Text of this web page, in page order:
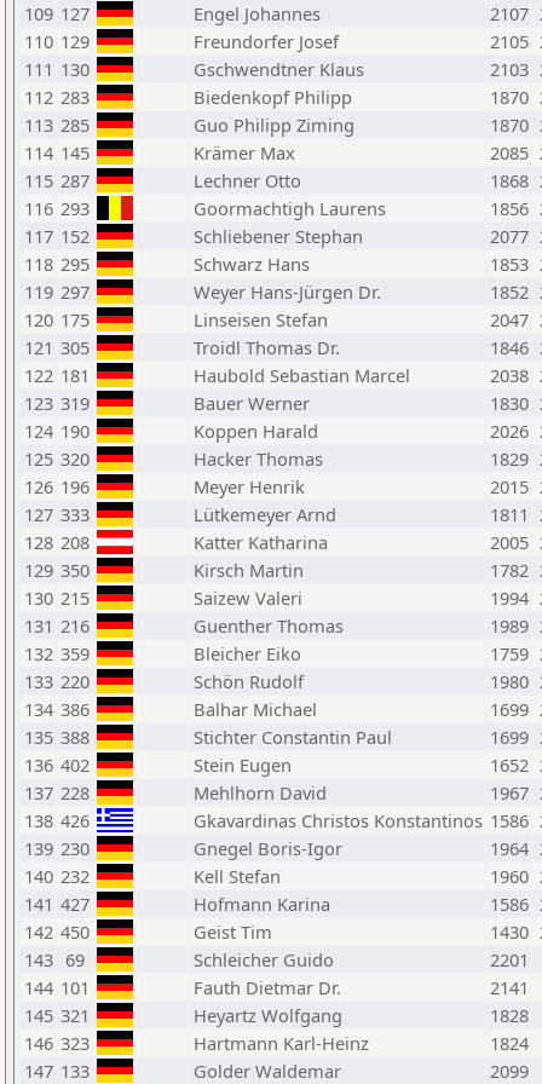
109 127 Engel Johannes 2107
110 129 Freundorfer Josef 2105
111 130 Gschwendtner Klaus 2103
112 283 Biedenkopf Philipp 1870
113 285 Guo Philipp Ziming 1870
114 145 Krämer Max 2085
115 287 Lechner Otto 1868
116 293 Goormachtigh Laurens 1856
117 152 Schliebener Stephan 2077
118 295 Schwarz Hans 1853
119 297 Weyer Hans-Jürgen Dr. 1852
120 175 Linseisen Stefan 2047
121 305 Troidl Thomas Dr. 1846
122 181 Haubold Sebastian Marcel 2038
123 319 Bauer Werner 1830
124 190 Koppen Harald 2026
125 320 Hacker Thomas 1829
126 196 Meyer Henrik 2015
127 333 Lütkemeyer Arnd 1811
128 208 Katter Katharina 2005
129 350 Kirsch Martin 1782
130 215 Saizew Valeri 1994
131 216 Guenther Thomas 1989
132 359 Bleicher Eiko 1759
133 220 Schön Rudolf 1980
134 386 Balhar Michael 1699
135 388 Stichter Constantin Paul 1699
136 402 Stein Eugen 1652
137 228 Mehlhorn David 1967
138 426 Gkavardinas Christos Konstantinos 1586
139 230 Gnegel Boris-Igor 1964
140 232 Kell Stefan 1960
141 427 Hofmann Karina 1586
142 450 Geist Tim 1430
143 69 Schleicher Guido
2201
144 101 Fauth Dietmar Dr.
2141
145 321 Heyartz Wolfgang
1828
146 323 Hartmann Karl-Heinz
1824
147 133 Golder Waldemar
2099